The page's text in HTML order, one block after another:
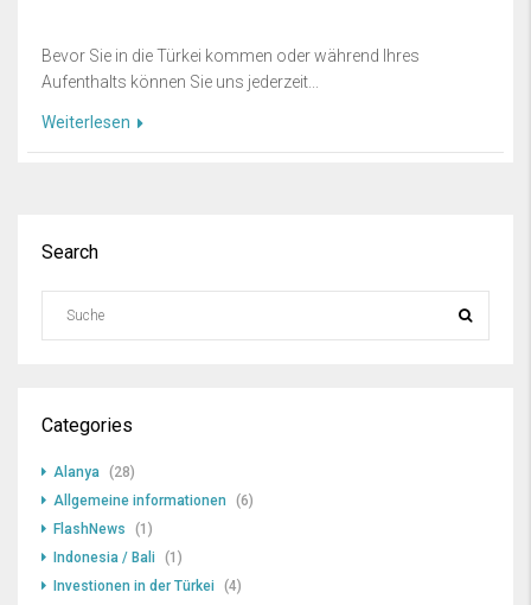
Bevor Sie in die Türkei kommen oder während Ihres
Aufenthalts können Sie uns jederzeit...
Weiterlesen
Search
Categories
Alanya (28)
Allgemeine informationen
(6)
FlashNews
(1)
Indonesia / Bali
(1)
Investionen in der Türkei
(4)